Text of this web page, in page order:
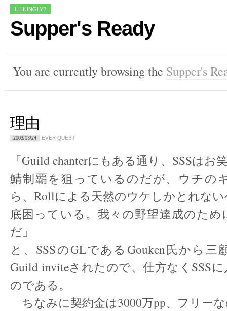
U HUNGLY?
Supper's Ready
You are currently browsing the Supper's
理由
2003/03/24 EVER QUEST
「Guild chanterにもある通り、SSSはお
鯖制覇を狙っているのだが、ウチの
ら、Rollによる天然のウケしかとれな
底困っている。我々の野望達成のため
だ」
と、SSSのGLであるGouken氏から三
Guild inviteされたので、仕方なくSSS
のである。
ちなみに契約金は3000万pp、フリー